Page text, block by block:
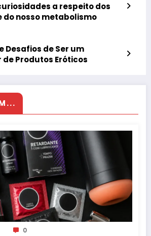
a respeito dos
do nosso metabolismo
Desafios de Ser um
de Produtos Eróticos
0